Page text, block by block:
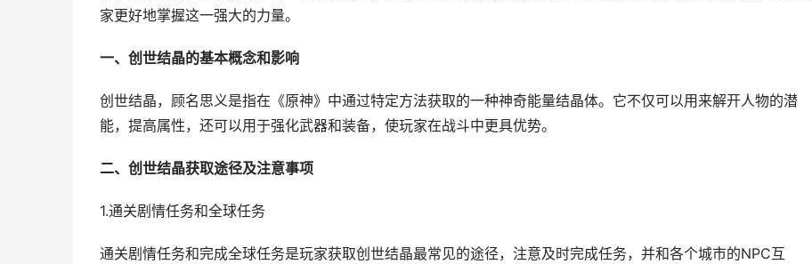
家更好地掌握这一强大的力量。
一、创世结晶的基本概念和影响
创世结晶，顾名思义是指在《原神》中通过特定方法获取的一种神奇能量结晶体。它不仅可以用来解开人物的潜
能，提高属性，还可以用于强化武器和装备，使玩家在战斗中更具优势。
二、创世结晶获取途径及注意事项
1.通关剧情任务和全球任务
通关剧情任务和完成全球任务是玩家获取创世结晶最常见的途径，注意及时完成任务，并和各个城市的NPC互